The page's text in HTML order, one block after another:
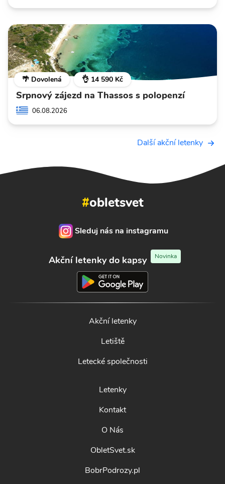
🌴 Dovolená 👌 14 590 Kč
Srpnový zájezd na Thassos s polopenzí
06.08.2026
Další akční letenky
#obletsvet
Sleduj nás na instagramu
Akční letenky do kapsy Novinka
Akční letenky
Letiště
Letecké společnosti
Letenky
Kontakt
O Nás
ObletSvet.sk
BobrPodrozy.pl